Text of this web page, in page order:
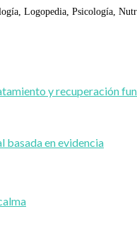
Logopedia, Psicología,
basada en evidencia